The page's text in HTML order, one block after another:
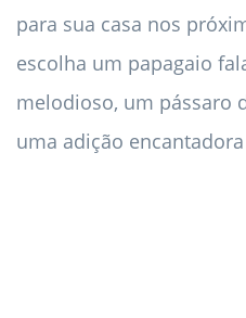
para sua casa nos
escolha um papagaio
melodioso, um pássaro
uma adição